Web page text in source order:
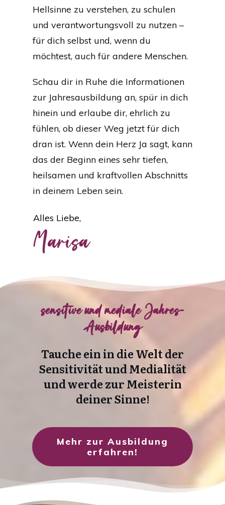
Hellsinne zu verstehen, zu schulen
und verantwortungsvoll zu nutzen –
für dich selbst und, wenn du
möchtest, auch für andere Menschen.
Schau dir in Ruhe die Informationen
zur Jahresausbildung an, spür in dich
hinein und erlaube dir, ehrlich zu
fühlen, ob dieser Weg jetzt für dich
dran ist. Wenn dein Herz Ja sagt, kann
das der Beginn eines sehr tiefen,
heilsamen und kraftvollen Abschnitts
in deinem Leben sein.
Alles Liebe,
Marisa
sensitive und mediale Jahres-
Ausbildung
Tauche ein in die Welt der
Sensitivität und Medialität
und werde zur Meisterin
deiner Sinne!
Mehr zur Ausbildung
erfahren!